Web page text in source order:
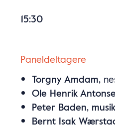
15:30
Paneldeltagere
Torgny Amdam,
Ole Henrik
Peter Baden,
Bernt Isak